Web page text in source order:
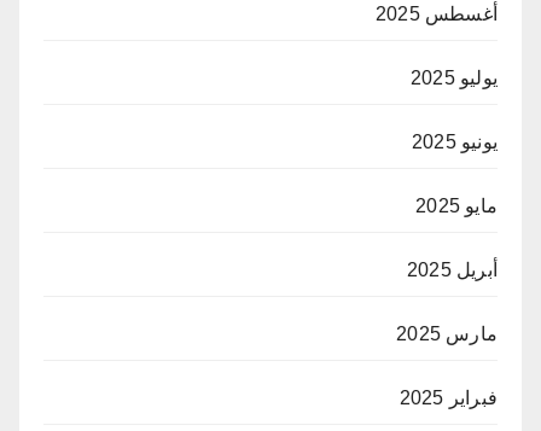
أغسطس 2025
يوليو 2025
يونيو 2025
مايو 2025
أبريل 2025
مارس 2025
فبراير 2025